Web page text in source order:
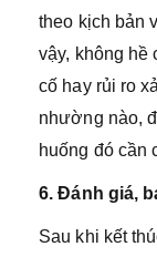
theo kịch bản
vậy, không hề
cố hay rủi ro
nhường nào,
huống đó cần
6. Đánh giá,
Sau khi kết